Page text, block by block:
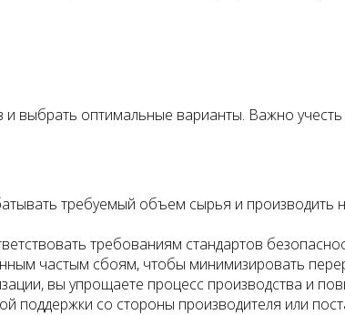
выбрать оптимальные варианты. Важно
требуемый объем сырья и производить
требованиям стандартов
частым сбоям, чтобы минимизировать
вы упрощаете процесс производства и
поддержки со стороны производителя или